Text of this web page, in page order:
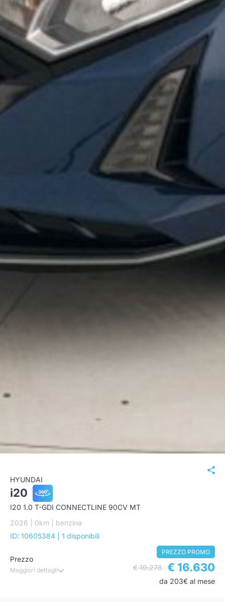
HYUNDAI
i20
I20 1.0 T-GDI CONNECTLINE 90CV MT
2026 | 0km | benzina
ID: 10605384
| 1 disponibili
Prezzo
Maggiori dettagli
PREZZO PROMO
€ 19.278 € 16.630
da 203€ al mese